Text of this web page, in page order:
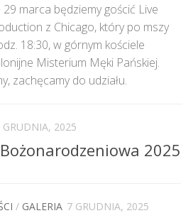
29 marca będziemy gościć Live
z Chicago, który po mszy
18:30, w górnym kościele
Misterium Męki Pańskiej.
zachęcamy do udziału.
GRUDNIA, 2025
2025
/ GALERIA 7 GRUDNIA, 2025